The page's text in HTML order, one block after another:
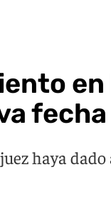
fecha
haya